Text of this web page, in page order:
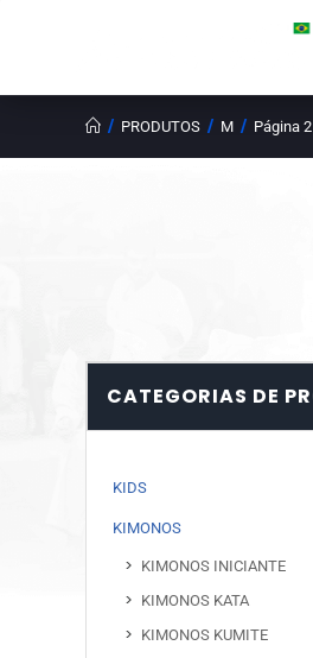
/ PRODUTOS / M / Página 2
CATEGORIAS DE
KIDS
KIMONOS
KIMONOS INICIANTE
KIMONOS KATA
KIMONOS KUMITE